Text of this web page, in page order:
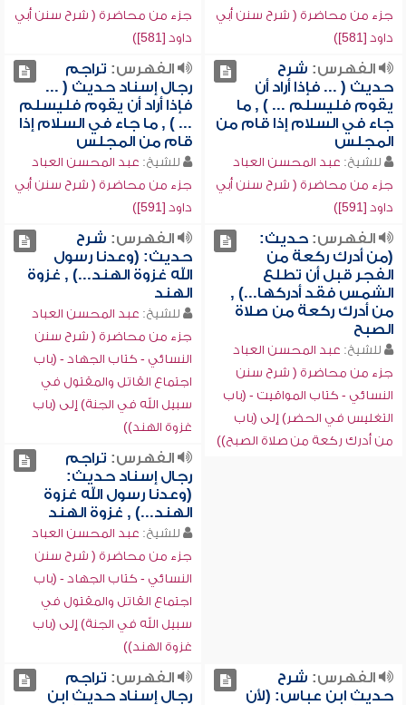
جزء من محاضرة ( شرح سنن أبي
داود [581])
جزء من محاضرة ( شرح سنن أبي
داود [581])
الفهرس: شرح
حديث ( ... فإذا أراد أن
يقوم فليسلم ... ) , ما
جاء في السلام إذا قام من
المجلس
للشيخ: عبد المحسن العباد
جزء من محاضرة ( شرح سنن أبي
داود [591])
الفهرس: تراجم
رجال إسناد حديث ( ...
فإذا أراد أن يقوم فليسلم
... ) , ما جاء في السلام إذا
قام من المجلس
للشيخ: عبد المحسن العباد
جزء من محاضرة ( شرح سنن أبي
داود [591])
الفهرس:حديث:
(من أدرك ركعة من
الفجر قبل أن تطلع
الشمس فقد أدركها...) ,
من أدرك ركعة من صلاة
الصبح
للشيخ: عبد المحسن العباد
جزء من محاضرة ( شرح سنن
النسائي - كتاب المواقيت - (باب
التغليس في الحضر) إلى (باب
من أدرك ركعة من صلاة الصبح))
الفهرس: شرح
حديث: (وعدنا رسول
الله غزوة الهند...) , غزوة
الهند
للشيخ: عبد المحسن العباد
جزء من محاضرة ( شرح سنن
النسائي - كتاب الجهاد - (باب
اجتماع القاتل والمقتول في
سبيل الله في الجنة) إلى (باب
غزوة الهند))
الفهرس: تراجم
رجال إسناد حديث:
(وعدنا رسول الله غزوة
الهند...) , غزوة الهند
للشيخ: عبد المحسن العباد
جزء من محاضرة ( شرح سنن
النسائي - كتاب الجهاد - (باب
اجتماع القاتل والمقتول في
سبيل الله في الجنة) إلى (باب
غزوة الهند))
الفهرس: شرح
حديث ابن عباس: (لأن
الفهرس: تراجم
رجال إسناد حديث ابن